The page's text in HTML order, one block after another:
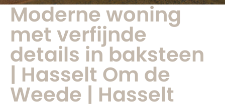
Moderne woning
met verfijnde
details in baksteen
| Hasselt Om de
Weede | Hasselt